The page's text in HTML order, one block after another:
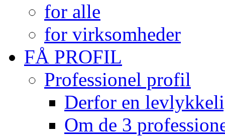
for alle
for virksomheder
FÅ PROFIL
Professionel profil
Derfor en
Om de 3